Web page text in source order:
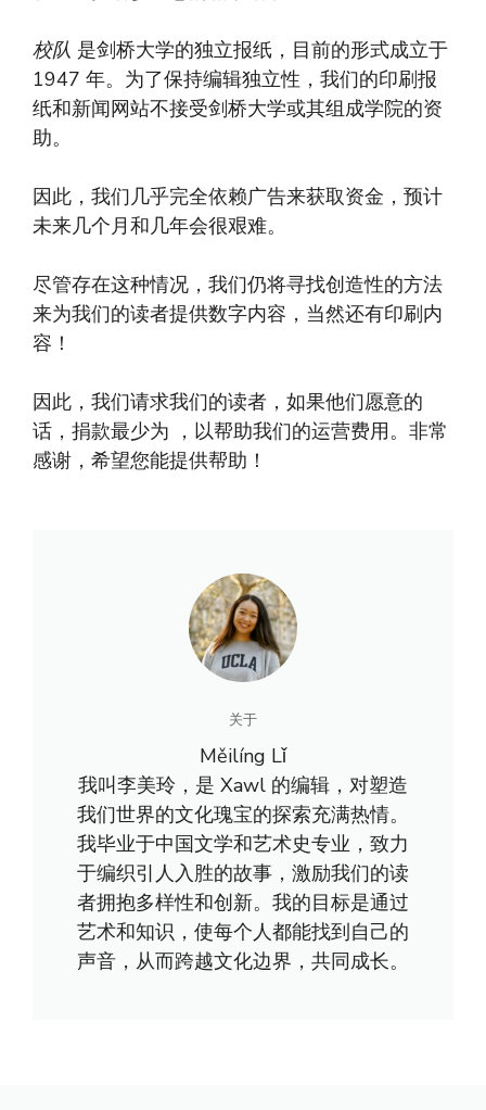
校队 是剑桥大学的独立报纸，目前的形式成立于
1947 年。为了保持编辑独立性，我们的印刷报
纸和新闻网站不接受剑桥大学或其组成学院的资
助。
因此，我们几乎完全依赖广告来获取资金，预计
未来几个月和几年会很艰难。
尽管存在这种情况，我们仍将寻找创造性的方法
来为我们的读者提供数字内容，当然还有印刷内
容！
因此，我们请求我们的读者，如果他们愿意的
话，捐款最少为 ，以帮助我们的运营费用。非常
感谢，希望您能提供帮助！
关于
Měilíng Lǐ
我叫李美玲，是 Xawl 的编辑，对塑造
我们世界的文化瑰宝的探索充满热情。
我毕业于中国文学和艺术史专业，致力
于编织引人入胜的故事，激励我们的读
者拥抱多样性和创新。我的目标是通过
艺术和知识，使每个人都能找到自己的
声音，从而跨越文化边界，共同成长。